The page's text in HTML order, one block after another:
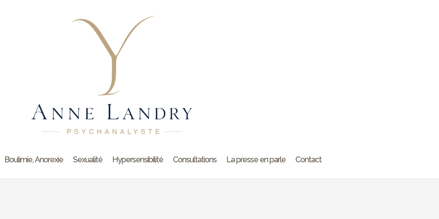
Boulimie, Anorexie Sexualité Hypersensibilité Consultations La presse en parle Contact